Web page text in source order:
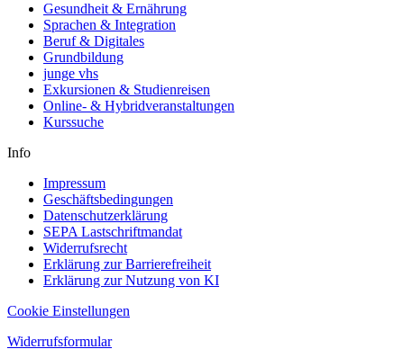
Gesundheit & Ernährung
Sprachen & Integration
Beruf & Digitales
Grundbildung
junge vhs
Exkursionen & Studienreisen
Online- & Hybridveranstaltungen
Kurssuche
Info
Impressum
Geschäftsbedingungen
Datenschutzerklärung
SEPA Lastschriftmandat
Widerrufsrecht
Erklärung zur Barrierefreiheit
Erklärung zur Nutzung von KI
Cookie Einstellungen
Widerrufsformular